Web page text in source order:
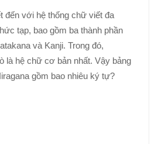
đến với hệ thống chữ viết đa
tạp, bao gồm ba thành phần
và Kanji. Trong đó,
là hệ chữ cơ bản nhất. Vậy bảng
gồm bao nhiêu ký tự?